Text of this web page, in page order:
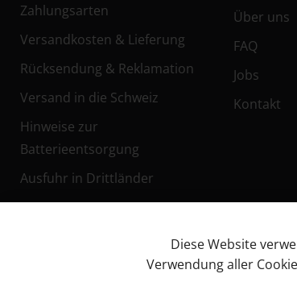
Zahlungsarten
Versandkosten & Lieferung
Rücksendung & Reklamation
Versand in die Schweiz
Hinweise zur
Batterieentsorgung
Ausfuhr in Drittländer
Über uns
FAQ
Jobs
Kontakt
Diese Website
Verwendung aller